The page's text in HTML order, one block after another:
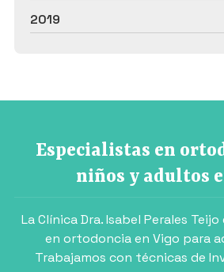
2019
Especialistas en
niños y adultos
La Clínica Dra. Isabel Perales
en ortodoncia en Vigo para
Trabajamos con técnicas de